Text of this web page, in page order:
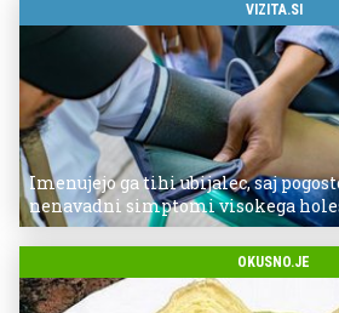
VIZITA.SI
Imenujejo ga tihi ubijalec, saj
nenavadni simptomi visokega
OKUSNO.JE